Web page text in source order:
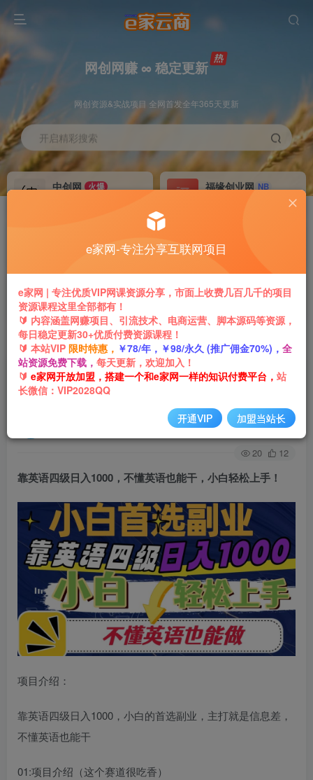
网创网赚 ∞ 稳定更新
网创资源&实战项目 全网首发全年365天更新
开启精彩搜索
中创网 火爆
福缘创业网 NB
永久VIP价值198元
免费下载全站资源
推广返利 70%
专属链接提现快
加盟本站 躺赚
首页 网创项目 引流推广 正文
靠英语四级日入1000，不懂英语也能干，小白轻
松上手！
关注 私信
20 12
靠英语四级日入1000，不懂英语也能干，小白轻松上手！
项目介绍：
靠英语四级日入1000，小白的首选副业，主打就是信息差，
不懂英语也能干
01:项目介绍（这个赛道很吃香）
e家网-专注分享互联网项目
e家网 | 专注优质VIP网课资源分享，市面上收费几百几千的项目
资源课程这里全部都有！
🔰 内容涵盖网赚项目、引流技术、电商运营、脚本源码等资源，
每日稳定更新30+优质付费资源课程！
🔰 本站VIP 限时特惠， ￥78/年，￥98/永久 (推广佣金70%)， 全
站资源免费下载， 每天更新，欢迎加入！
🔰 e家网开放加盟，搭建一个和e家网一样的知识付费平台， 站
长微信：VIP2028QQ
开通VIP 加盟当站长